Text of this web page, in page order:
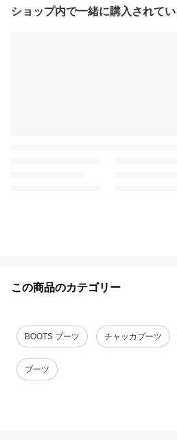
ショップ内で一緒に購入されて
この商品のカテゴリー
BOOTS ブーツ チャッカブーツ
ブーツ